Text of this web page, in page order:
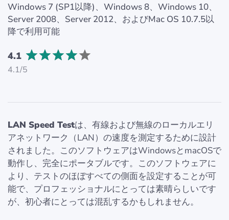
Windows 7 (SP1以降)、Windows 8、Windows 10、
Server 2008、Server 2012、およびMac OS 10.7.5以
降で利用可能
4.1
4.1/5
LAN Speed Testは、有線および無線のローカルエリ
アネットワーク（LAN）の速度を測定するために設計
されました。このソフトウェアはWindowsとmacOSで
動作し、完全にポータブルです。このソフトウェアに
より、テストのほぼすべての側面を設定することが可
能で、プロフェッショナルにとっては素晴らしいです
が、初心者にとっては混乱するかもしれません。